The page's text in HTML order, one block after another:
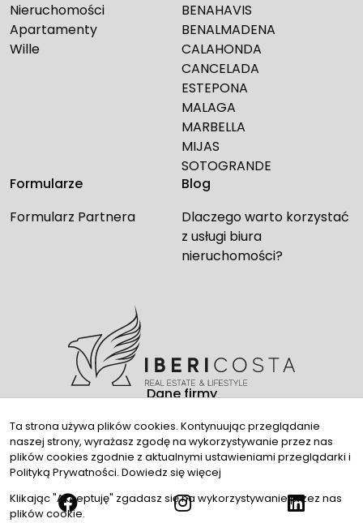
Nieruchomości
Apartamenty
Wille
BENAHAVIS
BENALMADENA
CALAHONDA
CANCELADA
ESTEPONA
MALAGA
MARBELLA
MIJAS
SOTOGRANDE
Formularze
Formularz Partnera
Blog
Dlaczego warto korzystać
z usługi biura
nieruchomości?
Dane firmy
Kontakt
Media społecznościowe
Ta strona używa plików cookies. Kontynuując przeglądanie
naszej strony, wyrażasz zgodę na wykorzystywanie przez nas
plików cookies zgodnie z aktualnymi ustawieniami przeglądarki i
Polityką Prywatności. Dowiedz się więcej
Klikając "Akceptuję" zgadasz się na wykorzystywanie przez nas
plików cookie.